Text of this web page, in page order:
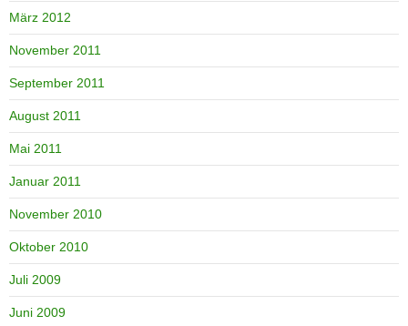
März 2012
November 2011
September 2011
August 2011
Mai 2011
Januar 2011
November 2010
Oktober 2010
Juli 2009
Juni 2009